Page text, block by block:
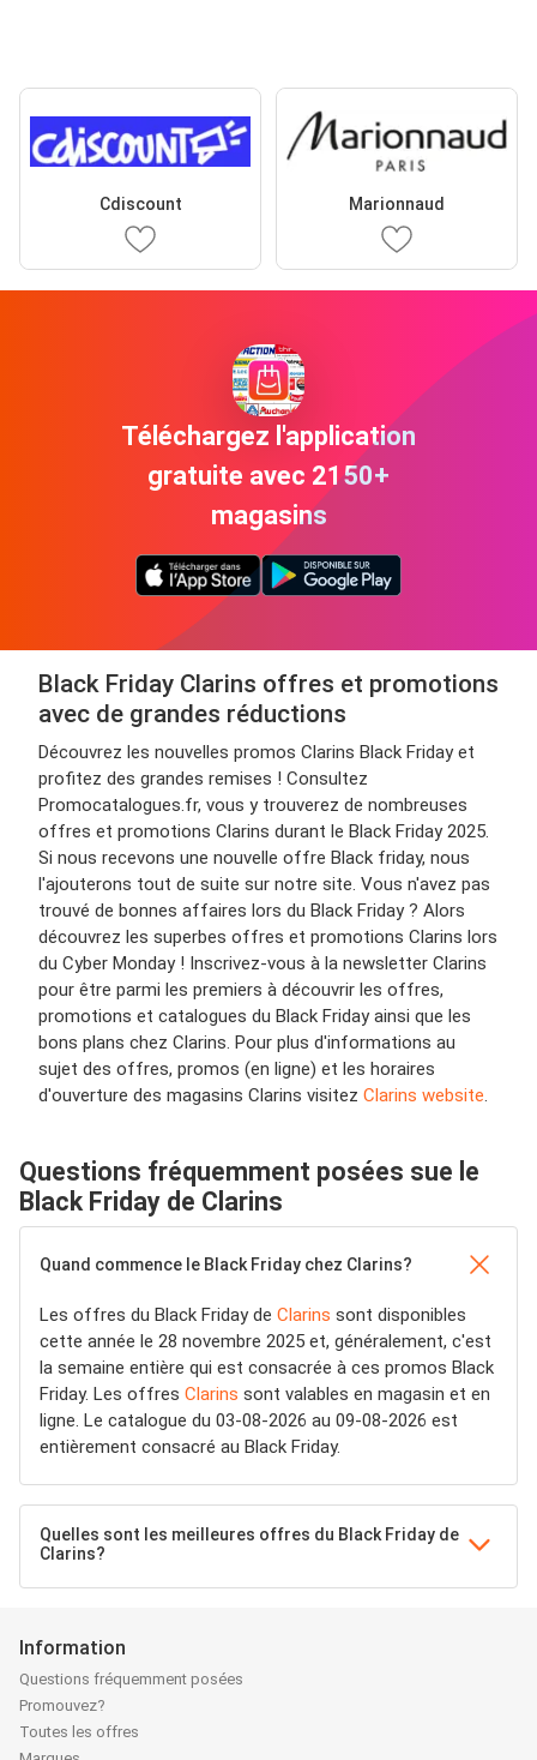
Cdiscount Marionnaud
Téléchargez l'application
gratuite avec 2150+
magasins
Black Friday Clarins offres et promotions
avec de grandes réductions
Découvrez les nouvelles promos Clarins Black Friday et
profitez des grandes remises ! Consultez
Promocatalogues.fr, vous y trouverez de nombreuses
offres et promotions Clarins durant le Black Friday 2025.
Si nous recevons une nouvelle offre Black friday, nous
l'ajouterons tout de suite sur notre site. Vous n'avez pas
trouvé de bonnes affaires lors du Black Friday ? Alors
découvrez les superbes offres et promotions Clarins lors
du Cyber Monday ! Inscrivez-vous à la newsletter Clarins
pour être parmi les premiers à découvrir les offres,
promotions et catalogues du Black Friday ainsi que les
bons plans chez Clarins. Pour plus d'informations au
sujet des offres, promos (en ligne) et les horaires
d'ouverture des magasins Clarins visitez Clarins website.
Questions fréquemment posées sue le
Black Friday de Clarins
Quand commence le Black Friday chez Clarins?
Les offres du Black Friday de Clarins sont disponibles
cette année le 28 novembre 2025 et, généralement, c'est
la semaine entière qui est consacrée à ces promos Black
Friday. Les offres Clarins sont valables en magasin et en
ligne. Le catalogue du 03-08-2026 au 09-08-2026 est
entièrement consacré au Black Friday.
Quelles sont les meilleures offres du Black Friday de
Clarins?
Information
Questions fréquemment posées
Promouvez?
Toutes les offres